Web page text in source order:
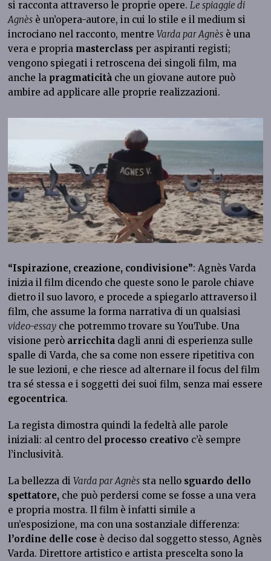
si racconta attraverso le proprie opere. Le spiaggie di
Agnès è un’opera-autore, in cui lo stile e il medium si
incrociano nel racconto, mentreVarda par Agnès è una
vera e propria masterclass per aspiranti registi;
vengono spiegati i retroscena dei singoli film, ma
anche la pragmaticità che un giovane autore può
ambire ad applicare alle proprie realizzazioni.
“Ispirazione, creazione, condivisione”: Agnès Varda
inizia il film dicendo che queste sono le parole chiave
dietro il suo lavoro, e procede a spiegarlo attraverso il
film, che assume la forma narrativa di un qualsiasi
video-essay che potremmo trovare su YouTube. Una
visione però arricchita dagli anni di esperienza sulle
spalle di Varda, che sa come non essere ripetitiva con
le sue lezioni, e che riesce ad alternare il focus del film
tra sé stessa e i soggetti dei suoi film, senza mai essere
egocentrica.
La regista dimostra quindi la fedeltà alle parole
iniziali: al centro del processo creativo c’è sempre
l’inclusività.
La bellezza diVarda par Agnès sta nello sguardo dello
spettatore, che può perdersi come se fosse a una vera
e propria mostra. Il film è infatti simile a
un’esposizione, ma con una sostanziale differenza:
l’ordine delle cose è deciso dal soggetto stesso, Agnès
Varda. Direttore artistico e artista prescelta sono la